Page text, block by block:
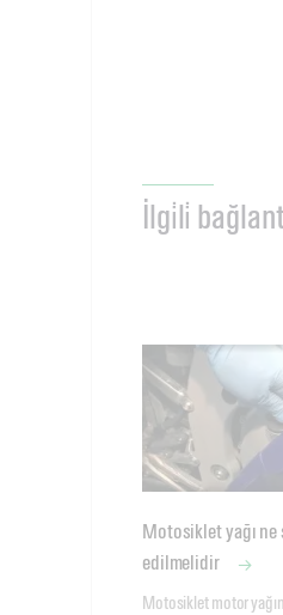
İlgi̇li̇
Motosiklet yağı ne
edilmelidir
Motosiklet motor